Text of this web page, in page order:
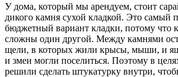
У дома, который мы арендуем, стоит
дикого камня сухой кладкой. Это самый
бюджетный вариант кладки, потому что
сложны один другой. Между камнями
щели, в которых жили крысы, мыши, и
и змеи могли поселиться. Поэтому в
решили сделать штукатурку внутри,